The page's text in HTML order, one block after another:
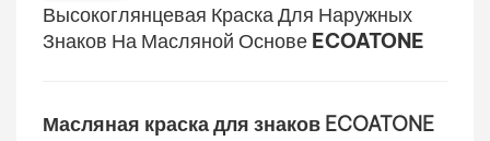
中文
Высокоглянцевая Краска Для Наружных
Знаков На Масляной Основе ECOATONE
Масляная краска для знаков ECOATONE